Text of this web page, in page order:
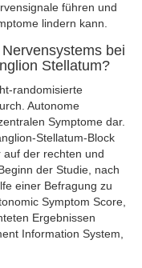
führen und
lindern kann.
bei
Stellatum?
randomisierte
Autonome
Symptome dar.
Stellatum-Block
auf der rechten und
der Studie, nach
einer Befragung zu
Symptom Score,
Ergebnissen
Information System,